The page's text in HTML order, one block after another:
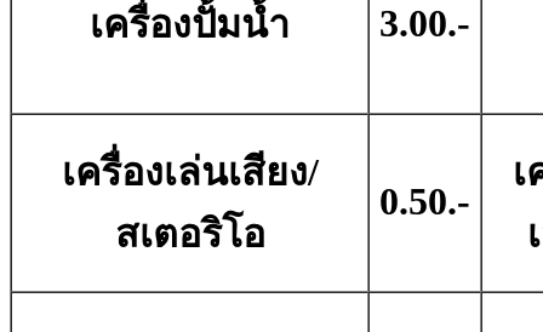
เครื่องปั้มน้ำ 3.00.-
เครื่องเล่นเสียง/
สเตอริโอ
0.50.-